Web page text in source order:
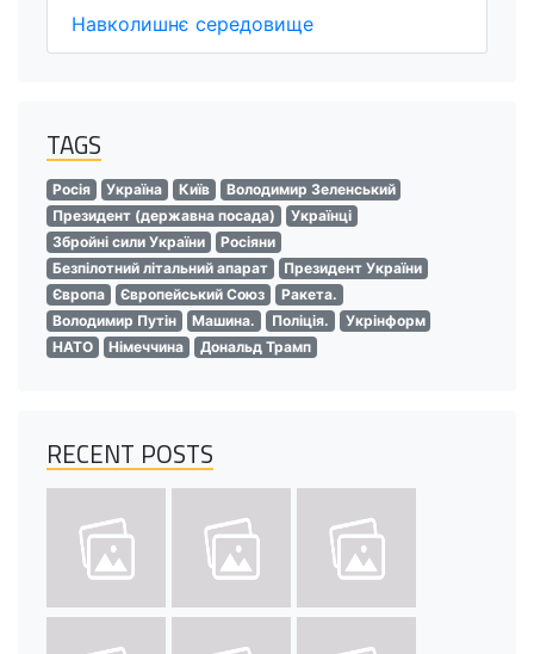
Навколишнє середовище
TAGS
Росія Україна Київ
Володимир Зеленський
Президент (державна посада)
Українці
Збройні сили України
Росіяни
Безпілотний літальний апарат
Президент України
Європа
Європейський Союз
Ракета.
Володимир Путін
Машина. Поліція.
Укрінформ
НАТО
Німеччина Дональд Трамп
RECENT POSTS